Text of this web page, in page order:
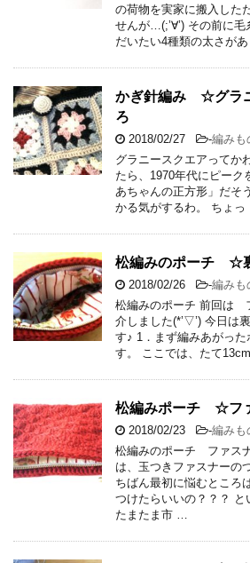
の荷物を実家に搬入した
せんが…(;’∀’) その前に
だいたい4種類の太さがあ
かぎ針編み ☆グラ
ろ
2018/02/27 -編みも
グラニースクエアってか
たら、1970年代にピーク
あちゃんの正方形」だそ
かる気がするわ。 ちょっ
松編みのポーチ ☆
2018/02/26 -編みも
松編みのポーチ 前回は
介しました(*’▽’) 今日は
す♪ 1．まず編みあがった
す。 ここでは、たて
松編みポーチ ☆フ
2018/02/23 -編みも
松編みのポーチ ファス
は、玉つきファスナーの
ちばん最初に悩むところ
つけたらいいの？？？ と
たまたま市 …